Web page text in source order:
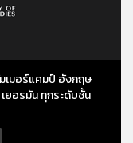
เมอร์แคมป์ อังกฤษ
ยอรมัน ทุกระดับชั้น